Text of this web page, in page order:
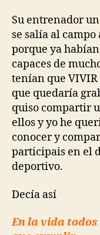
Su entrenador
se salía al
porque ya
capaces de
tenían que
que quedaría
quiso compartir
ellos y yo he
conocer y
participais en el
deportivo.
Decía así
En la vida todos